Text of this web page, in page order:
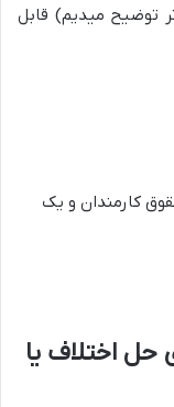
توضیح میدیم) قابل
کارمندان و یک
حل اختلاف یا